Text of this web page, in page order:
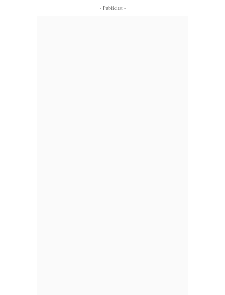
- Publicitat -